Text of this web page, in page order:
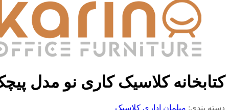
کتابخانه کلاسیک کاری نو مدل
دسته بندی: مبلمان اداری کلاسیک